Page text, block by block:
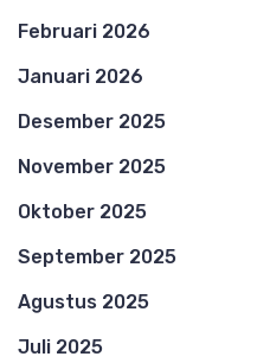
Februari 2026
Januari 2026
Desember 2025
November 2025
Oktober 2025
September 2025
Agustus 2025
Juli 2025